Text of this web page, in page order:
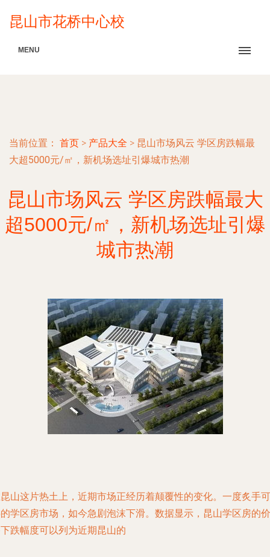
昆山市花桥中心校
MENU
当前位置： 首页 > 产品大全 > 昆山市场风云 学区房跌幅最
大超5000元/㎡，新机场选址引爆城市热潮
昆山市场风云 学区房跌幅最大
超5000元/㎡，新机场选址引爆
城市热潮
山这片热土上，近期市场正经历着颠覆性的变化。一度炙手可
学区房市场，如今急剧泡沫下滑。数据显示，昆山学区房的价
跌幅度可以列为近期昆山的